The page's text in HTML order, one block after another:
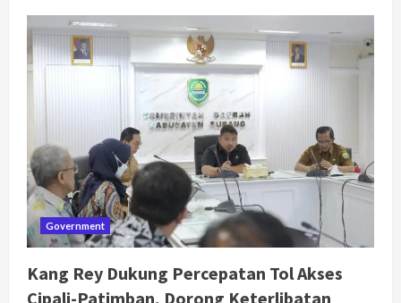
Rey
Buka
Musrenbang
Tingkat
Kecamatan
Tegaskan
Pembangunan
Harus
Tuntaskan
Persoalan
Masyarakat
Government
Kang Rey Dukung Percepatan Tol Akses
Cipali-Patimban, Dorong Keterlibatan